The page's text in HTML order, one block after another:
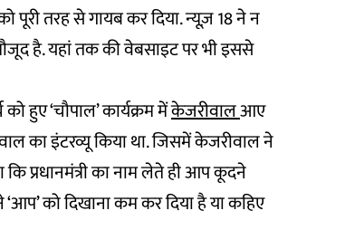
पूरी तरह से गायब कर दिया. न्यूज़ 18 ने न
है. यहां तक की वेबसाइट पर भी इससे
हुए ‘चौपाल’ कार्यक्रम मेंकेजरीवालआए
का इंटरव्यू किया था. जिसमें केजरीवाल ने
कि प्रधानमंत्री का नाम लेते ही आप कूदने
को दिखाना कम कर दिया है या कहिए